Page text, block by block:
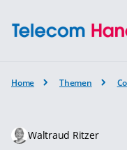
Home Themen
Waltraud Ritzer